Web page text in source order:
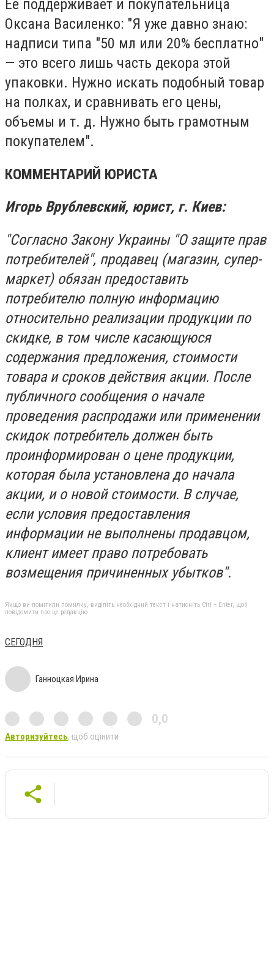
Ее поддерживает и покупательница
Оксана Василенко: "Я уже давно знаю:
надписи типа "50 мл или 20% бесплатно"
— это всего лишь часть декора этой
упаковки. Нужно искать подобный товар
на полках, и сравнивать его цены,
объемы и т. д. Нужно быть грамотным
покупателем".
КОММЕНТАРИЙ ЮРИСТА
Игорь Врублевский, юрист, г. Киев:
"Согласно Закону Украины "О защите прав
потребите­­лей", продавец (магазин, су­­пер­­
маркет) обязан предоставить
потребителю полную информацию
относительно реализации продукции по
скидке, в том числе касающуюся
содержания предложения, стоимости
товара и сроков действия акции. После
публичного сообщения о начале
проведения распродажи или применении
скидок потребитель должен быть
проинформирован о цене продукции,
которая была установлена до начала
акции, и о новой стоимости. В случае,
если условия предоставления
информации не выполнены продавцом,
клиент имеет право потребовать
возмещения причиненных убытков".
Якщо ви помітили помилку, виділіть необхідний текст і натисніть Ctrl + Enter, щоб
повідомити про це редакцію
СЕГОДНЯ
Ганноцкая Ирина
0,0
Авторизуйтесь, щоб оцінити